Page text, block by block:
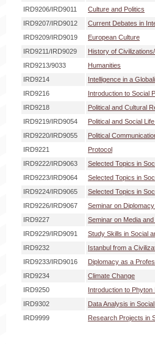
IRD9206/IRD9011
Culture and Politics
IRD9207/IRD9012
Current Debates in
IRD9209/IRD9019
European Culture
IRD9211/IRD9029
History of
IRD9213/9033
Humanities
IRD9214
Intelligence in a
IRD9216
Introduction to Social
IRD9218
Political and Cultural
IRD9219/IRD9054
Political and Social
IRD9220/IRD9055
Political
IRD9221
Protocol
IRD9222/IRD9063
Selected Topics in
IRD9223/IRD9064
Selected Topics in
IRD9224/IRD9065
Selected Topics in
IRD9226/IRD9067
Seminar on
IRD9227
Seminar on Media
IRD9229/IRD9091
Study Skills in Social
IRD9232
Istanbul from a
IRD9233/IRD9016
Diplomacy as a
IRD9234
Climate Change
IRD9250
Introduction to Phyton
IRD9302
Data Analysis in
IRD9999
Research Projects in